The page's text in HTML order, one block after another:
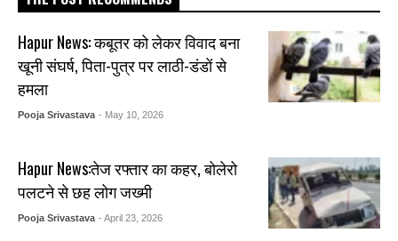
Hapur News: कबूतर को लेकर विवाद बना
खूनी संघर्ष, पिता-पुत्र पर लाठी-डंडों से
हमला
Pooja Srivastava - May 10, 2026
Hapur News:तेज रफ्तार का कहर, बोलेरो
पलटने से छह लोग जख्मी
Pooja Srivastava - April 23, 2026